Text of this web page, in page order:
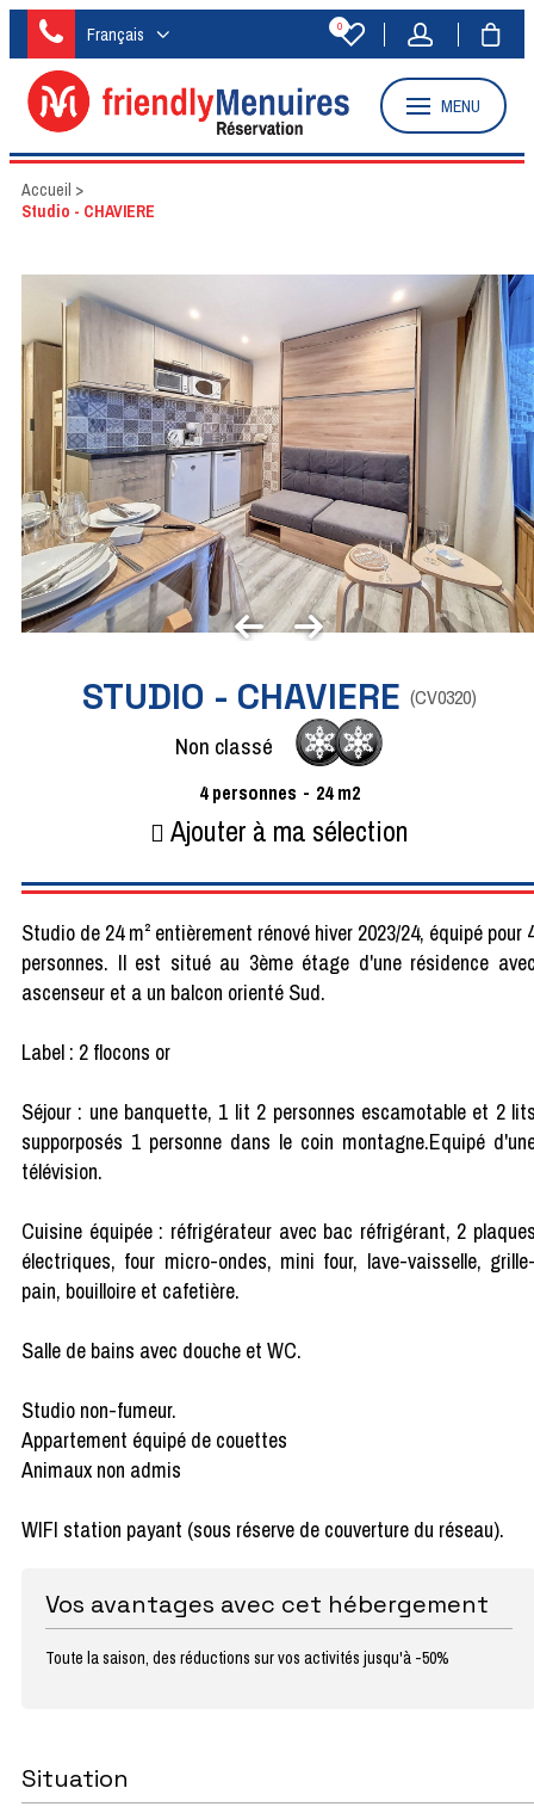
Français 0
MENU
Accueil >
Studio - CHAVIERE
STUDIO - CHAVIERE (CV0320)
Non classé
4 personnes 24 m2
Ajouter à ma sélection
Studio de 24 m² entièrement rénové hiver 2023/24, équipé pour
personnes. Il est situé au 3ème étage d'une résidence
ascenseur et a un balcon orienté Sud.
Label : 2 flocons or
Séjour : une banquette, 1 lit 2 personnes escamotable et 2
supporposés 1 personne dans le coin montagne.Equipé
télévision.
Cuisine équipée : réfrigérateur avec bac réfrigérant, 2
électriques, four micro-ondes, mini four, lave-vaisselle,
pain, bouilloire et cafetière.
Salle de bains avec douche et WC.
Studio non-fumeur.
Appartement équipé de couettes
Animaux non admis
WIFI station payant (sous réserve de couverture du réseau).
Vos avantages avec cet hébergement
Toute la saison, des réductions sur vos activités jusqu'à -50%
Situation